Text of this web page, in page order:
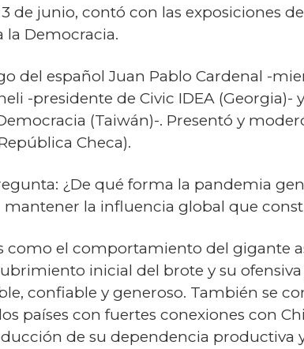
de junio, contó con las exposiciones
la Democracia.
del español Juan Pablo Cardenal -
-presidente de Civic IDEA (Georgia)-
(Taiwán)-. Presentó y
Checa).
¿De qué forma la pandemia
mantener la influencia global que
como el comportamiento del gigante
inicial del brote y su
confiable y generoso. También se
países con fuertes conexiones con
de su dependencia productiva